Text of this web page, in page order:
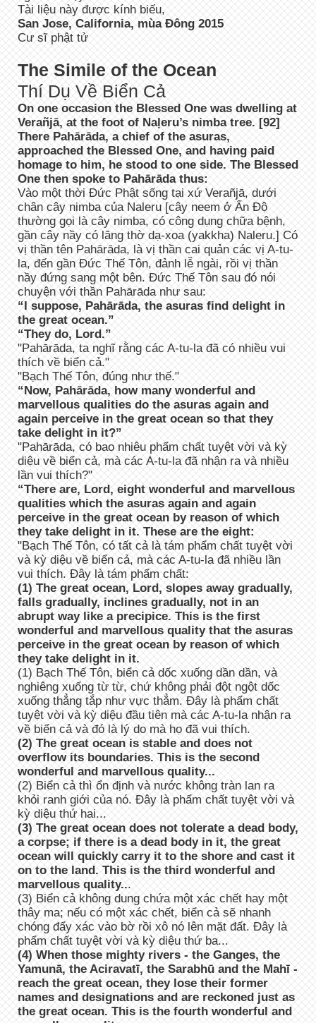
Tài liệu này được kính biếu,
San Jose, California, mùa Đông 2015
Cư sĩ phật tử
The Simile of the Ocean
Thí Dụ Về Biển Cả
On one occasion the Blessed One was dwelling at
Verañjā, at the foot of Naḷeru’s nimba tree. [92]
There Pahārāda, a chief of the asuras,
approached the Blessed One, and having paid
homage to him, he stood to one side. The Blessed
One then spoke to Pahārāda thus:
Vào một thời Đức Phật sống tại xứ Verañjā, dưới
chân cây nimba của Naleru [cây neem ở Ấn Độ
thường gọi là cây nimba, có công dụng chữa bệnh,
gần cây nầy có lăng thờ dạ-xoa (yakkha) Naleru.] Có
vị thần tên Pahārāda, là vị thần cai quản các vị A-tu-
la, đến gần Đức Thế Tôn, đảnh lễ ngài, rồi vị thần
nầy đứng sang một bên. Đức Thế Tôn sau đó nói
chuyện với thần Pahārāda như sau:
“I suppose, Pahārāda, the asuras find delight in
the great ocean.”
“They do, Lord.”
"Pahārāda, ta nghĩ rằng các A-tu-la đã có nhiều vui
thích về biển cả."
"Bạch Thế Tôn, đúng như thế."
“Now, Pahārāda, how many wonderful and
marvellous qualities do the asuras again and
again perceive in the great ocean so that they
take delight in it?”
"Pahārāda, có bao nhiêu phẩm chất tuyệt vời và kỳ
diệu về biển cả, mà các A-tu-la đã nhận ra và nhiều
lần vui thích?"
“There are, Lord, eight wonderful and marvellous
qualities which the asuras again and again
perceive in the great ocean by reason of which
they take delight in it. These are the eight:
"Bạch Thế Tôn, có tất cả là tám phẩm chất tuyệt vời
và kỳ diệu về biển cả, mà các A-tu-la đã nhiều lần
vui thích. Đây là tám phẩm chất:
(1) The great ocean, Lord, slopes away gradually,
falls gradually, inclines gradually, not in an
abrupt way like a precipice. This is the first
wonderful and marvellous quality that the asuras
perceive in the great ocean by reason of which
they take delight in it.
(1) Bạch Thế Tôn, biển cả dốc xuống dần dần, và
nghiêng xuống từ từ, chứ không phải đột ngột dốc
xuống thẳng tắp như vực thẳm. Đây là phẩm chất
tuyệt vời và kỳ diệu đầu tiên mà các A-tu-la nhận ra
về biển cả và đó là lý do mà họ đã vui thích.
(2) The great ocean is stable and does not
overflow its boundaries. This is the second
wonderful and marvellous quality...
(2) Biển cả thì ổn định và nước không tràn lan ra
khỏi ranh giới của nó. Đây là phẩm chất tuyệt vời và
kỳ diệu thứ hai...
(3) The great ocean does not tolerate a dead body,
a corpse; if there is a dead body in it, the great
ocean will quickly carry it to the shore and cast it
on to the land. This is the third wonderful and
marvellous quality...
(3) Biển cả không dung chứa một xác chết hay một
thây ma; nếu có một xác chết, biển cả sẽ nhanh
chóng đẩy xác vào bờ rồi xô nó lên mặt đất. Đây là
phẩm chất tuyệt vời và kỳ diệu thứ ba...
(4) When those mighty rivers - the Ganges, the
Yamunā, the Aciravatī, the Sarabhū and the Mahī -
reach the great ocean, they lose their former
names and designations and are reckoned just as
the great ocean. This is the fourth wonderful and